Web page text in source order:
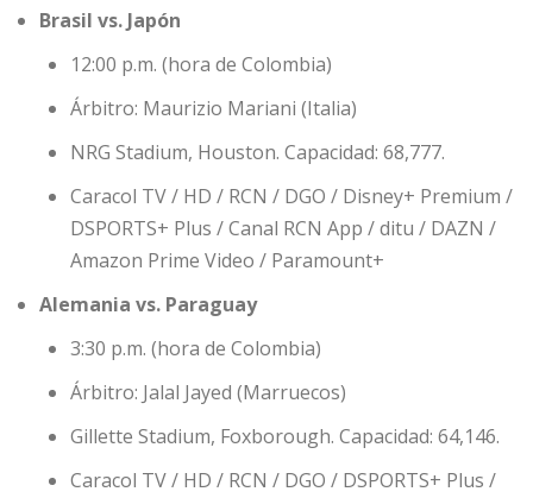
Brasil vs. Japón
12:00 p.m. (hora de Colombia)
Árbitro: Maurizio Mariani (Italia)
NRG Stadium, Houston. Capacidad: 68,777.
Caracol TV / HD / RCN / DGO / Disney+ Premium /
DSPORTS+ Plus / Canal RCN App / ditu / DAZN /
Amazon Prime Video / Paramount+
Alemania vs. Paraguay
3:30 p.m. (hora de Colombia)
Árbitro: Jalal Jayed (Marruecos)
Gillette Stadium, Foxborough. Capacidad: 64,146.
Caracol TV / HD / RCN / DGO / DSPORTS+ Plus /